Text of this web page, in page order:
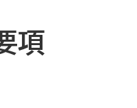
項